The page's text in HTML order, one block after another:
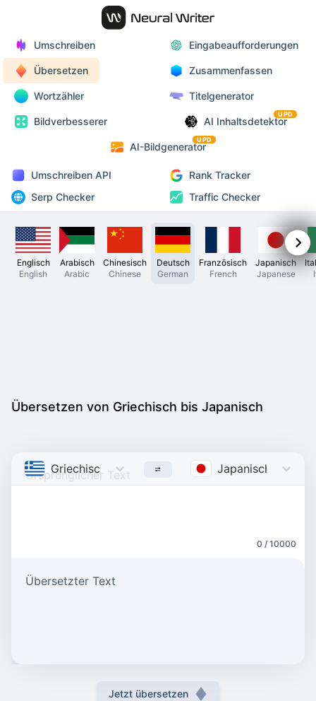
Umschreiben Eingabeaufforderungen
Übersetzen Zusammenfassen
Wortzähler Titelgenerator
Bildverbesserer AI Inhaltsdetektor
UPD
AI-Bildgenerator
UPD
Umschreiben API
Rank Tracker
Serp Checker
Traffic Checker
Englisch
English
Arabisch
Arabic
Chinesisch
Chinese
Deutsch
German
Französisch
French
Japanisch
Japanese
Übersetzen von Griechisch bis Japanisch
Griechisch Greek Japanisch
0 / 10000
Übersetzter Text
Jetzt übersetzen